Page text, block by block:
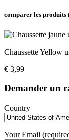
comparer les produits
Chaussette Yellow
€ 3,99
Demander un
Country
Your Email